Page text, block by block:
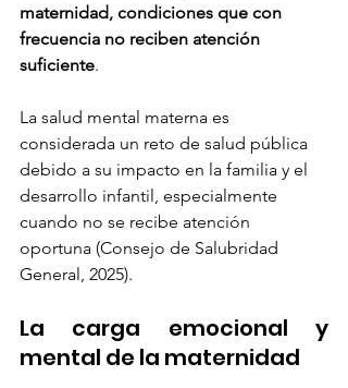
maternidad, condiciones que con
frecuencia no reciben atención
suficiente.
La salud mental materna es
considerada un reto de salud pública
debido a su impacto en la familia y el
desarrollo infantil, especialmente
cuando no se recibe atención
oportuna (Consejo de Salubridad
General, 2025).
La carga emocional y
mental de la maternidad